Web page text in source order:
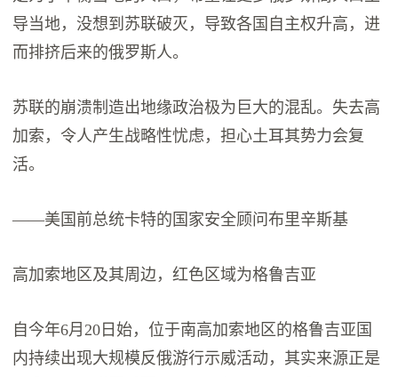
导当地，没想到苏联破灭，导致各国自主权升高，进
而排挤后来的俄罗斯人。
苏联的崩溃制造出地缘政治极为巨大的混乱。失去高
加索，令人产生战略性忧虑，担心土耳其势力会复
活。
——美国前总统卡特的国家安全顾问布里辛斯基
高加索地区及其周边，红色区域为格鲁吉亚
自今年6月20日始，位于南高加索地区的格鲁吉亚国
内持续出现大规模反俄游行示威活动，其实来源正是